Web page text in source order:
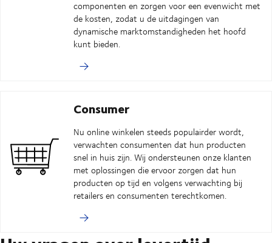
componenten en zorgen voor een evenwicht met
de kosten, zodat u de uitdagingen van
dynamische marktomstandigheden het hoofd
kunt bieden.
Consumer
Nu online winkelen steeds populairder wordt,
verwachten consumenten dat hun producten
snel in huis zijn. Wij ondersteunen onze klanten
met oplossingen die ervoor zorgen dat hun
producten op tijd en volgens verwachting bij
retailers en consumenten terechtkomen.